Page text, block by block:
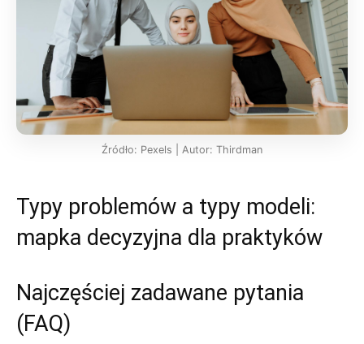
Źródło: Pexels | Autor: Thirdman
Typy problemów a typy modeli:
mapka decyzyjna dla praktyków
Najczęściej zadawane pytania
(FAQ)